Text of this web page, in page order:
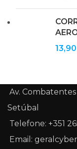
13,90
Av.
Setúbal
Telefone: +351
Email: